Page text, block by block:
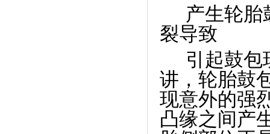
产生轮
裂导致
引起鼓包
讲，轮胎鼓
现意外的强
凸缘之间产